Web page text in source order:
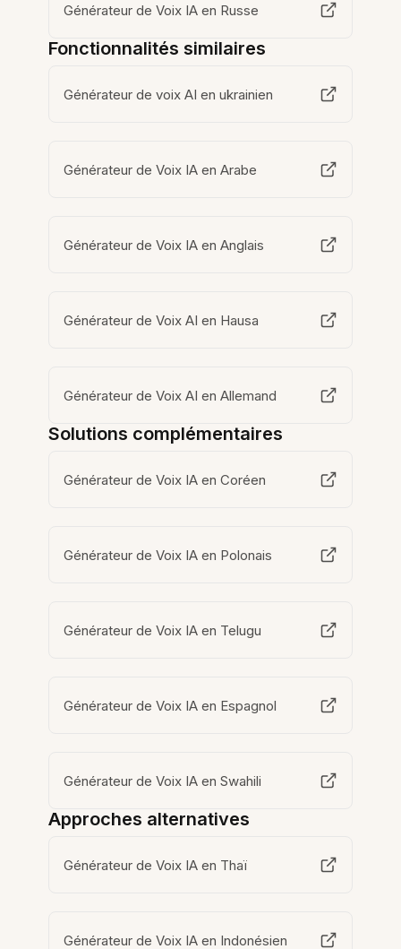
Générateur de Voix IA en Russe
Fonctionnalités similaires
Générateur de voix AI en ukrainien
Générateur de Voix IA en Arabe
Générateur de Voix IA en Anglais
Générateur de Voix AI en Hausa
Générateur de Voix AI en Allemand
Solutions complémentaires
Générateur de Voix IA en Coréen
Générateur de Voix IA en Polonais
Générateur de Voix IA en Telugu
Générateur de Voix IA en Espagnol
Générateur de Voix IA en Swahili
Approches alternatives
Générateur de Voix IA en Thaï
Générateur de Voix IA en Indonésien